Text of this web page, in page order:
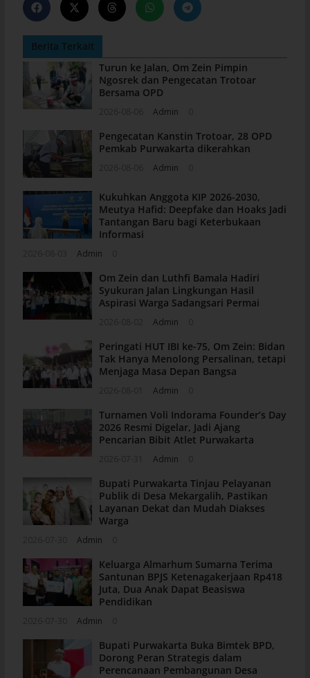
Berita Terkait
Turun ke Jalan, Om Zein Pimpin
Ngosrek dan Pengecatan Trotoar
Bersama OPD
Admin
Pengecatan Kanstin Trotoar, 28 OPD
Pemkab Purwakarta dikerahkan
Admin
Kukuhkan Anggota KIP 2026-2030,
Meutya Hafid: Deepfake dan Hoaks Jadi
Tantangan Baru bagi Keterbukaan
Informasi
Admin
Om Zein dan Luthfi Bamala Hadiri
Syukuran Jalan Lingkungan Hasil
Aspirasi Warga Sadangsari Permai
Admin
Peringati HUT IBI ke-75, Om Zein: Bidan
Tak Hanya Menolong Persalinan, tetapi
Menjaga Masa Depan Bangsa
Admin
Turnamen Voli Indorama Founder’s Day
2026 Resmi Digelar, Jadi Ajang
Pencarian Bibit Atlet Purwakarta
Admin
Bupati Purwakarta Tinjau Pelayanan
Publik di Desa Mekargalih, Pastikan
Layanan Dekat dan Mudah Diakses
Warga
Admin
Keluarga Almarhum Sumarna Terima
Santunan BPJS Ketenagakerjaan Rp418
Juta, Dua Anak Dapat Beasiswa
Pendidikan
Admin
Bupati Purwakarta Buka Bimtek BPD,
Dorong Peran Strategis dalam
Perencanaan Pembangunan Desa